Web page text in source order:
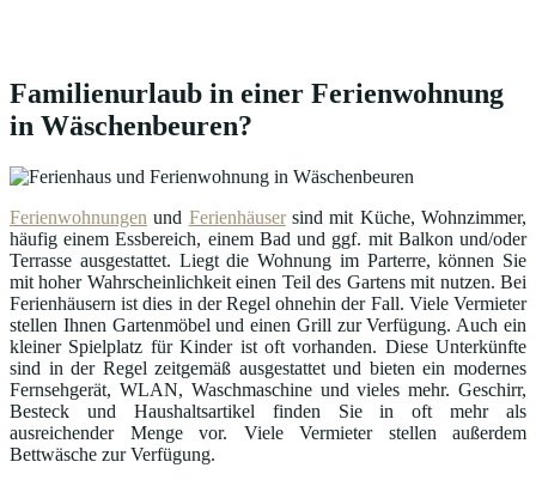
Familienurlaub in einer Ferienwohnung
in Wäschenbeuren?
Ferienwohnungen und Ferienhäusersind mit Küche, Wohnzimmer,
häufig einem Essbereich, einem Bad und ggf. mit Balkon und/oder
Terrasse ausgestattet. Liegt die Wohnung im Parterre, können Sie
mit hoher Wahrscheinlichkeit einen Teil des Gartens mit nutzen. Bei
Ferienhäusern ist dies in der Regel ohnehin der Fall. Viele Vermieter
stellen Ihnen Gartenmöbel und einen Grill zur Verfügung. Auch ein
kleiner Spielplatz für Kinder ist oft vorhanden. Diese Unterkünfte
sind in der Regel zeitgemäß ausgestattet und bieten ein modernes
Fernsehgerät, WLAN, Waschmaschine und vieles mehr. Geschirr,
Besteck und Haushaltsartikel finden Sie in oft mehr als
ausreichender Menge vor. Viele Vermieter stellen außerdem
Bettwäsche zur Verfügung.